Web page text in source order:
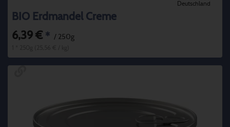
Deutschland
BIO Erdmandel Creme
6,39 € * / 250g